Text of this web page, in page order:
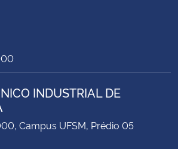
INDUSTRIAL DE
Campus UFSM, Prédio 05